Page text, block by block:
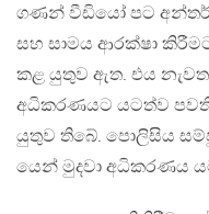
ගණන් වීඩියෝ පට
සහ සාමය ආරක්ෂා
කළ යුතුව ඇත. එය
අධිකරණයට යටත්ව
යුතුව තිබේ. පොලිසිය
යෙන් මුදවා අධිකරණය